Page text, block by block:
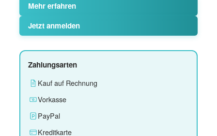
Mehr erfahren
Jetzt anmelden
Zahlungsarten
Kauf auf Rechnung
Vorkasse
PayPal
Kreditkarte